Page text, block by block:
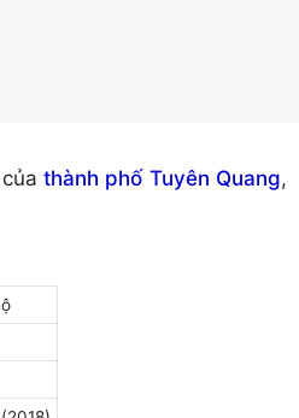
thành phố Tuyên Quang,